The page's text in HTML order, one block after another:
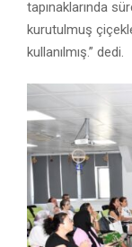
tapınaklarında
kurutulmuş
kullanılmış.” dedi.